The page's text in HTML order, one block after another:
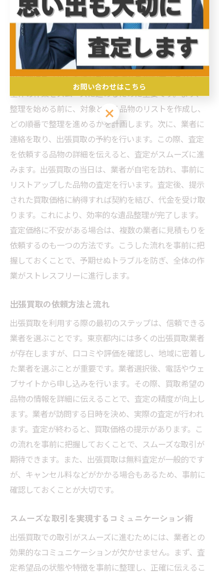
ます。こうした事前準備を徹底することで、出張買取を
利用した遺品整理がより効率的に進行します。
遺品整理の流れを把握しておく
出張買取を活用した遺品整理の流れを把握することは、
全体の作業をスムーズに進めるために重要です。まず、
整理を始める前に、対象となる品物のリストを作成し、
どの順番で整理を進めるかを計画します。次に、業者に
連絡を取り、出張買取の予約を行います。この際、査定
を依頼する品物の詳細を伝えると、査定がスムーズに進
みます。出張買取の当日は、業者が自宅を訪れ、事前に
リストアップした品物の査定を行います。査定後、提示
された買取価格に納得すれば契約を結び、代金を受け取
ります。これにより、効率的な遺品整理が完了します。
査定価格に不安がある場合は、複数の業者に見積もりを
依頼するのも一つの方法です。こうした流れを事前に把
握しておくことで、予期せぬトラブルを防ぎ、全体の作
業がストレスフリーに進行します。
出張買取の依頼方法と流れ
出張買取を利用する際の最初のステップは、信頼できる
業者を選ぶことです。東京都内には多くの出張買取業者
が存在しますが、口コミや評価を確認し、地域に密着し
た業者を選ぶことが重要です。業者選択後、電話やウェ
ブサイトから申し込みを行います。その際、買取希望の
品物の情報を詳細に伝えることで、査定の精度が向上し
ます。業者が訪問する日時を決め、実際の査定が行われ
ます。査定が終わると、買取価格の提示があります。こ
の流れを事前に把握しておくことで、スムーズな取引が
期待できます。また、出張買取は無料査定が一般的です
が、キャンセル料などがかかる場合もあるため、事前に
確認しておくことが大切です。
スムーズな取引を実現するコミュニケーション術
出張買取での取引がスムーズに進むためには、業者との
効果的なコミュニケーションが欠かせません。まず、査
定希望品の状態や特徴を事前に整理し、正確に伝えるこ
お問い合わせはこちら
お問い合わせはこちら